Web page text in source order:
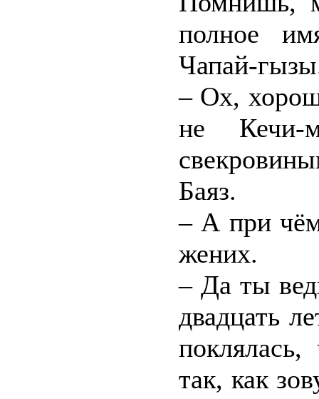
полное
Чапай-
– Ох,
не Кечи-
Баяз.
– А при чём
жених.
– Да ты
двадцать
так, как